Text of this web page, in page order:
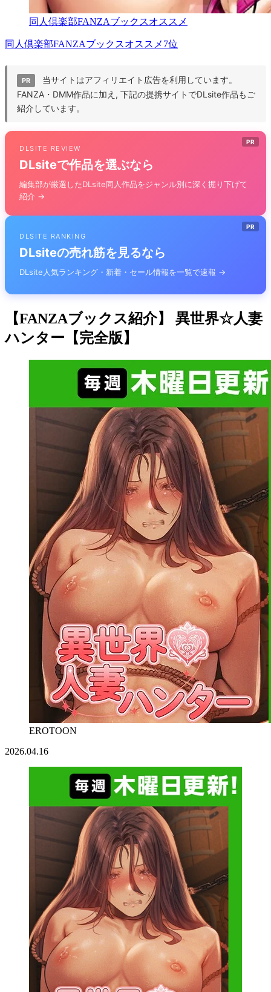
同人倶楽部FANZAブックスオススメ
同人倶楽部FANZAブックスオススメ7位
PR
当サイトはアフィリエイト広告を利用しています。
FANZA・DMM作品に加え, 下記の提携サイトでDLsite作品もご
紹介しています。
PR
DLSITE REVIEW
DLsiteで作品を選ぶなら
編集部が厳選したDLsite同人作品をジャンル別に深く掘り下げて
紹介 →
PR
DLSITE RANKING
DLsiteの売れ筋を見るなら
DLsite人気ランキング・新着・セール情報を一覧で速報 →
【FANZAブックス紹介】 異世界☆人妻
ハンター【完全版】
EROTOON
2026.04.16